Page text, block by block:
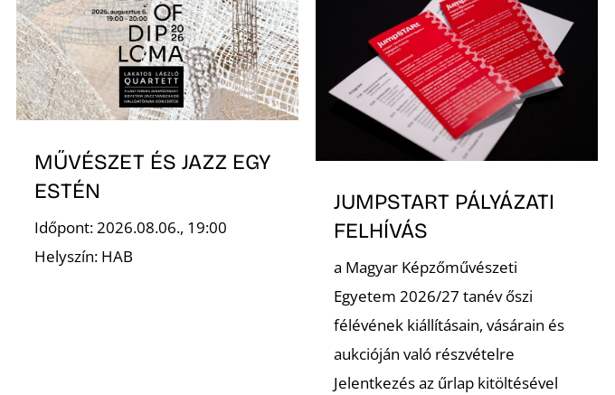
MŰVÉSZET ÉS JAZZ EGY
ESTÉN
Időpont: 2026.08.06., 19:00
Helyszín: HAB
JUMPSTART PÁLYÁZATI
FELHÍVÁS
a Magyar Képzőművészeti
Egyetem 2026/27 tanév őszi
félévének kiállításain, vásárain és
aukcióján való részvételre
Jelentkezés az űrlap kitöltésével